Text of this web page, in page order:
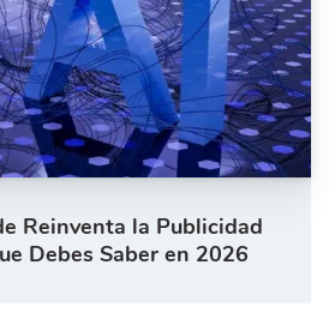
Reinventa la Publicidad
Debes Saber en 2026